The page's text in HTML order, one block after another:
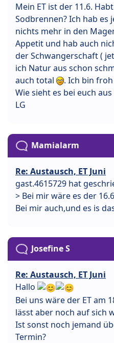
Mein ET ist der 11.6.
Sodbrennen? Ich hab es
nichts mehr in den
Appetit und hab auch
der Schwangerschaft (
ich Natur aus schon
auch total
. Ich bin
Wie sieht es bei euch aus
LG
Mamialarm
Re: Austausch, ET Juni
gast.4615729 hat
> Bei mir wäre es der 16.6
Bei mir auch,und es is
Josefine S
Re: Austausch, ET Juni
Hallo
Bei uns wäre der ET am
lässt aber noch auf sich
Ist sonst noch jemand
Termin?